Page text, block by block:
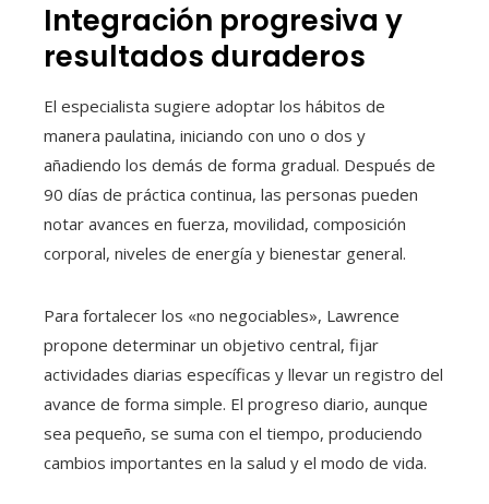
Integración progresiva y
resultados duraderos
El especialista sugiere adoptar los hábitos de
manera paulatina, iniciando con uno o dos y
añadiendo los demás de forma gradual. Después de
90 días de práctica continua, las personas pueden
notar avances en fuerza, movilidad, composición
corporal, niveles de energía y bienestar general.
Para fortalecer los «no negociables», Lawrence
propone determinar un objetivo central, fijar
actividades diarias específicas y llevar un registro del
avance de forma simple. El progreso diario, aunque
sea pequeño, se suma con el tiempo, produciendo
cambios importantes en la salud y el modo de vida.